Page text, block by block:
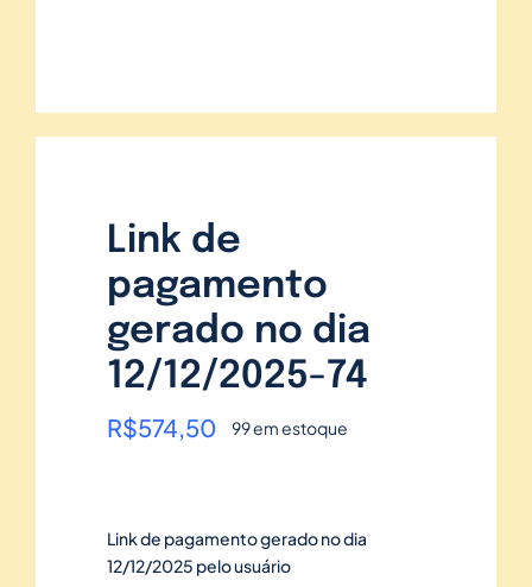
Link de
pagamento
gerado no dia
12/12/2025-74
R$574,50 99 em estoque
Link de pagamento gerado no dia
12/12/2025 pelo usuário